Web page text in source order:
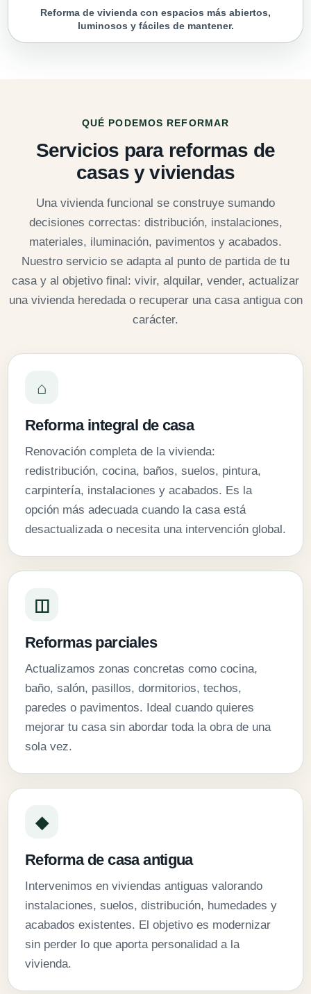
Reforma de vivienda con espacios más abiertos,
luminosos y fáciles de mantener.
QUÉ PODEMOS REFORMAR
Servicios para reformas de
casas y viviendas
Una vivienda funcional se construye sumando
decisiones correctas: distribución, instalaciones,
materiales, iluminación, pavimentos y acabados.
Nuestro servicio se adapta al punto de partida de tu
casa y al objetivo final: vivir, alquilar, vender, actualizar
una vivienda heredada o recuperar una casa antigua con
carácter.
⌂
Reforma integral de casa
Renovación completa de la vivienda:
redistribución, cocina, baños, suelos, pintura,
carpintería, instalaciones y acabados. Es la
opción más adecuada cuando la casa está
desactualizada o necesita una intervención global.
◫
Reformas parciales
Actualizamos zonas concretas como cocina,
baño, salón, pasillos, dormitorios, techos,
paredes o pavimentos. Ideal cuando quieres
mejorar tu casa sin abordar toda la obra de una
sola vez.
◆
Reforma de casa antigua
Intervenimos en viviendas antiguas valorando
instalaciones, suelos, distribución, humedades y
acabados existentes. El objetivo es modernizar
sin perder lo que aporta personalidad a la
vivienda.